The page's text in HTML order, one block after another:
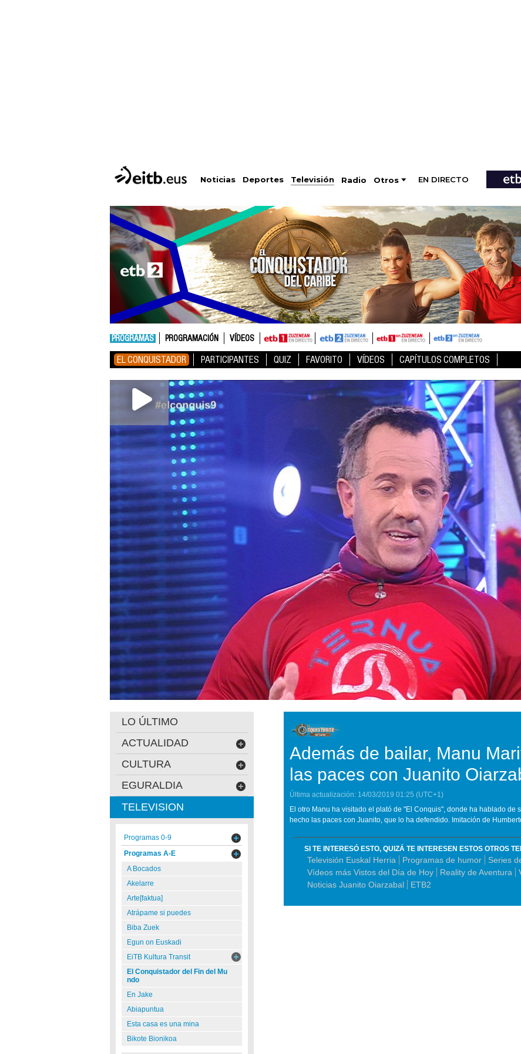
Noticias Deportes Televisión Radio Otros EN DIRECTO
PROGRAMAS PROGRAMACIÓN VÍDEOS
EL CONQUISTADOR PARTICIPANTES QUIZ FAVORITO VÍDEOS CAPÍTULOS COMPLETOS
Además de bailar, Manu
las paces con Juanito
Última actualización: 14/03/2019 01:25 (UTC+1)
El otro Manu ha visitado el plató de "El Conquis", donde ha hablado de
hecho las paces con Juanito, que lo ha defendido. Imitación de
SI TE INTERESÓ ESTO, QUIZÁ TE INTERESEN ESTOS OTROS
Televisión Euskal Herria Programas de humor
Series
Vídeos más Vistos del Día de Hoy
Reality de Aventura
Noticias Juanito Oiarzabal
ETB2
LO ÚLTIMO
ACTUALIDAD
CULTURA
EGURALDIA
TELEVISION
Programas 0-9
Programas A-E
A Bocados
Akelarre
Arte[faktua]
Atrápame si puedes
Biba Zuek
Egun on Euskadi
EiTB Kultura Transit
El Conquistador del Fin del Mu
ndo
En Jake
Abiapuntua
Esta casa es una mina
Bikote Bionikoa